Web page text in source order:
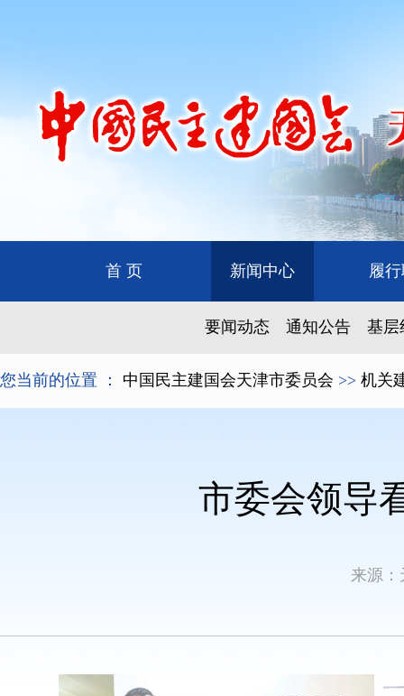
首 页 新闻中心 履
要闻动态 通知公告 基层
您当前的位置 ： 中国民主建国会天津市委员会 >> 机关
市委会领导
来源